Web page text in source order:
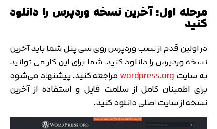
مرحله اول: آخرین نسخه وردپرس را دانلود
کنید
در اولین قدم از نصب وردپرس روی سی پنل شما باید آخرین
نسخه وردپرس را دانلود کنید. شما برای این کار می توانید
به سایتwordpress.orgمراجعه کنید. ‌پیشنهاد می‌شود
برای اطمینان کامل از سلامت فایل و استفاده از آخرین
نسخه از سایت اصلی دانلود کنید.